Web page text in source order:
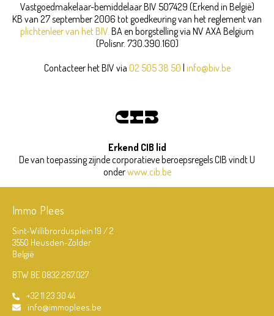
Vastgoedmakelaar-bemiddelaar BIV 507429 (Erkend in België)
KB van 27 september 2006 tot goedkeuring van het reglement van
plichtenleer van het BIV. BA en borgstelling via NV AXA Belgium
(Polisnr. 730.390.160)
Contacteer het BIV via 02 505 38 50 | info@biv.be
Erkend CIB lid
De van toepassing zijnde corporatieve beroepsregels CIB vindt U
onderwww.cib.be
Immo Plees
Sint-Willibrordusplein 19 / 2
3550 Heusden-Zolder
België
BTW BE 0832.267.027
+32 11 23 30 44
info@immoplees.be